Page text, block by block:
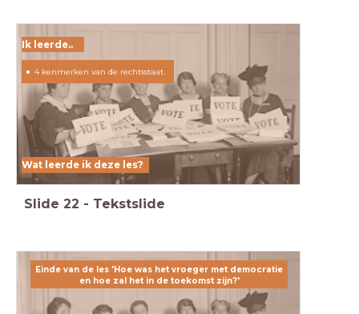
Wat leerde ik deze les?
4 kenmerken van de rechtsstaat.
Ik leerde..
Slide 22 - Tekstslide
Einde van de les 'Hoe was het vroeger met democratie
en hoe zal het in de toekomst zijn?'